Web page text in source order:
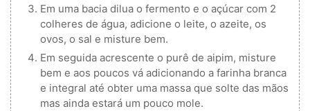
Em uma bacia dilua o fermento e o açúcar com 2
colheres de água, adicione o leite, o azeite, os
ovos, o sal e misture bem.
Em seguida acrescente o purê de aipim, misture
bem e aos poucos vá adicionando a farinha branca
e integral até obter uma massa que solte das mãos
mas ainda estará um pouco mole.